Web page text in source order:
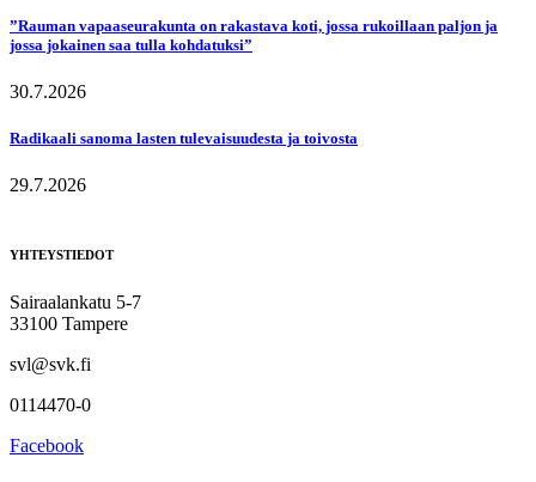
”Rauman vapaaseurakunta on rakastava koti, jossa rukoillaan paljon ja
jossa jokainen saa tulla kohdatuksi”
30.7.2026
Radikaali sanoma lasten tulevaisuudesta ja toivosta
29.7.2026
YHTEYSTIEDOT
Sairaalankatu 5-7
33100 Tampere
svl@svk.fi
0114470-0
Facebook